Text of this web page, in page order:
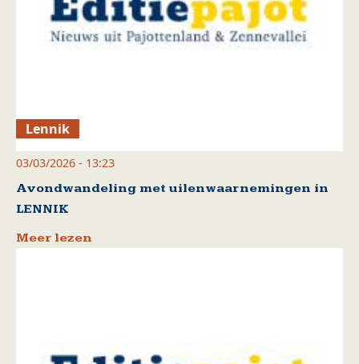
Lennik
03/03/2026 - 13:23
Avondwandeling met uilenwaarnemingen in
LENNIK
Meer lezen